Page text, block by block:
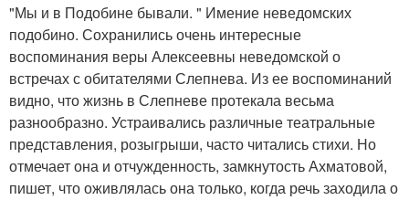
"Мы и в Подобине бывали. " Имение неведомских
подобино. Сохранились очень интересные
воспоминания веры Алексеевны неведомской о
встречах с обитателями Слепнева. Из ее воспоминаний
видно, что жизнь в Слепневе протекала весьма
разнообразно. Устраивались различные театральные
представления, розыгрыши, часто читались стихи. Но
отмечает она и отчужденность, замкнутость Ахматовой,
пишет, что оживлялась она только, когда речь заходила о